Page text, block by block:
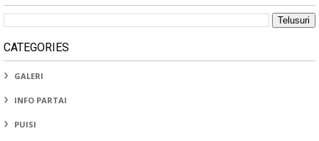
CATEGORIES
GALERI
INFO PARTAI
PUISI